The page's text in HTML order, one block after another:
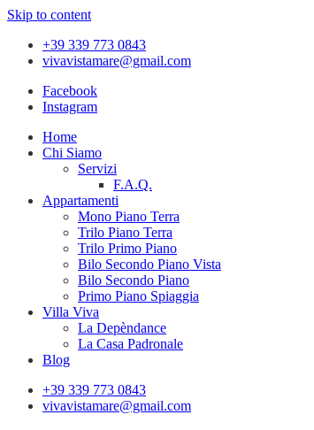
Skip to content
+39 339 773 0843
vivavistamare@gmail.com
Facebook
Instagram
Home
Chi Siamo
Servizi
F.A.Q.
Appartamenti
Mono Piano Terra
Trilo Piano Terra
Trilo Primo Piano
Bilo Secondo Piano Vista
Bilo Secondo Piano
Primo Piano Spiaggia
Villa Viva
La Depèndance
La Casa Padronale
Blog
+39 339 773 0843
vivavistamare@gmail.com